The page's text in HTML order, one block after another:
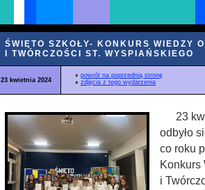
ŚWIĘTO SZKOŁY- KONKURS WIEDZY
I TWÓRCZOŚCI ST. WYSPIAŃSKIEGO
23 kwietnia 2024
♦ powrót na poprzednią stronę
♦ zdjęcia z tego wydarzenia
23
odbyło
co roku
Konkurs
i